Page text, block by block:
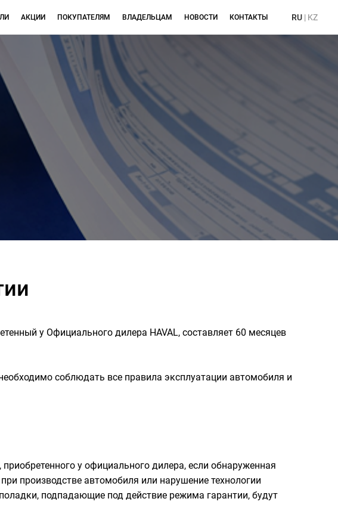
АКЦИИ ПОКУПАТЕЛЯМ ВЛАДЕЛЬЦАМ НОВОСТИ КОНТАКТЫ RU | KZ
у Официального дилера HAVAL, составляет 60 месяцев
соблюдать все правила эксплуатации автомобиля и
у официального дилера, если обнаруженная
производстве автомобиля или нарушение технологии
подпадающие под действие режима гарантии, будут